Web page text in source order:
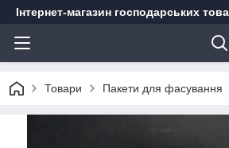
Інтернет-магазин господарських
Товари Пакети для фасування